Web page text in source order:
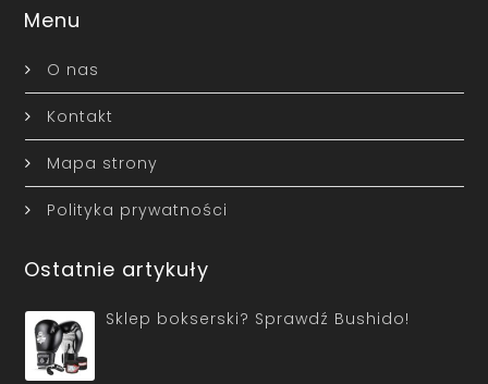
Menu
O nas
Kontakt
Mapa strony
Polityka prywatności
Ostatnie artykuły
Sklep bokserski? Sprawdź Bushido!